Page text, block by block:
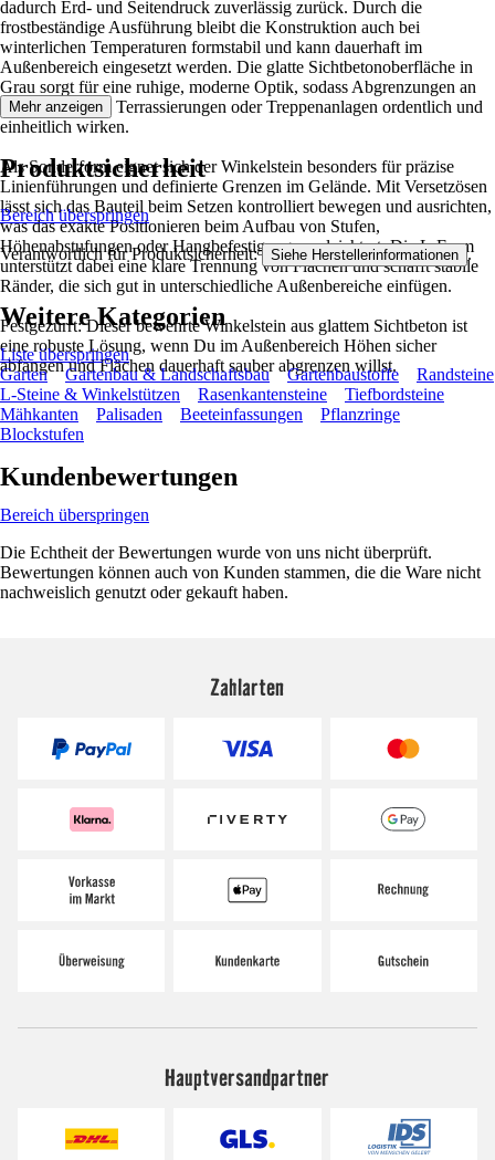
dadurch Erd- und Seitendruck zuverlässig zurück. Durch die
frostbeständige Ausführung bleibt die Konstruktion auch bei
winterlichen Temperaturen formstabil und kann dauerhaft im
Außenbereich eingesetzt werden. Die glatte Sichtbetonoberfläche in
Grau sorgt für eine ruhige, moderne Optik, sodass Abgrenzungen an
Zugangswegen, Terrassierungen oder Treppenanlagen ordentlich und
einheitlich wirken.
Als Sonderform eignet sich der Winkelstein besonders für präzise
Linienführungen und definierte Grenzen im Gelände. Mit Versetzösen
lässt sich das Bauteil beim Setzen kontrolliert bewegen und ausrichten,
was das exakte Positionieren beim Aufbau von Stufen,
Höhenabstufungen oder Hangbefestigungen erleichtert. Die L-Form
unterstützt dabei eine klare Trennung von Flächen und schafft stabile
Ränder, die sich gut in unterschiedliche Außenbereiche einfügen.
Festgezurrt: Dieser bewehrte Winkelstein aus glattem Sichtbeton ist
eine robuste Lösung, wenn Du im Außenbereich Höhen sicher
abfangen und Flächen dauerhaft sauber abgrenzen willst.
Mehr anzeigen
Produktsicherheit
Bereich überspringen
Verantwortlich für Produktsicherheit: Siehe Herstellerinformationen .
Weitere Kategorien
Liste überspringen
Garten
Gartenbau & Landschaftsbau Gartenbaustoffe
Randsteine
L-Steine & Winkelstützen
Rasenkantensteine
Tiefbordsteine
Mähkanten
Palisaden Beeteinfassungen
Pflanzringe
Blockstufen
Kundenbewertungen
Bereich überspringen
Die Echtheit der Bewertungen wurde von uns nicht überprüft.
Bewertungen können auch von Kunden stammen, die die Ware nicht
nachweislich genutzt oder gekauft haben.
Zahlarten
Hauptversandpartner